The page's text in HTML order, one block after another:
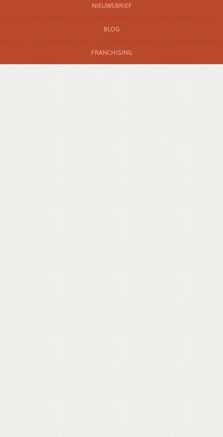
NIEUWSBRIEF
BLOG
FRANCHISING